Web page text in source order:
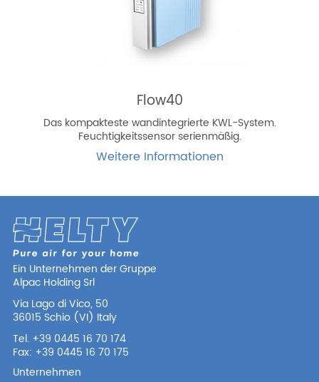
Flow40
Das kompakteste wandintegrierte KWL-System.
Feuchtigkeitssensor serienmäßig.
Weitere Informationen
Ein Unternehmen der Gruppe
Alpac Holding Srl
Via Lago di Vico, 50
36015 Schio (VI) Italy
Tel. +39 0445 16 70 174
Fax: +39 0445 16 70 175
Unternehmen